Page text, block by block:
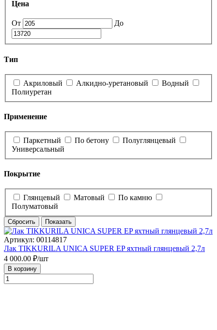
Цена
От До
Тип
Акриловый Алкидно-уретановый
Водный
Полиуретан
Применение
Паркетный По бетону
Полуглянцевый
Универсальный
Покрытие
Глянцевый Матовый
По камню
Полуматовый
Сбросить Показать
Артикул: 00114817
Лак TIKKURILA UNICA SUPER EP яхтный глянцевый 2,7л
4 000.00 ₽/шт
В корзину